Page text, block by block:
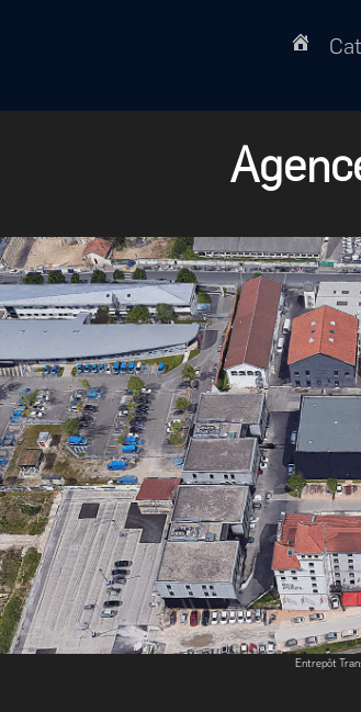
Entrepôt